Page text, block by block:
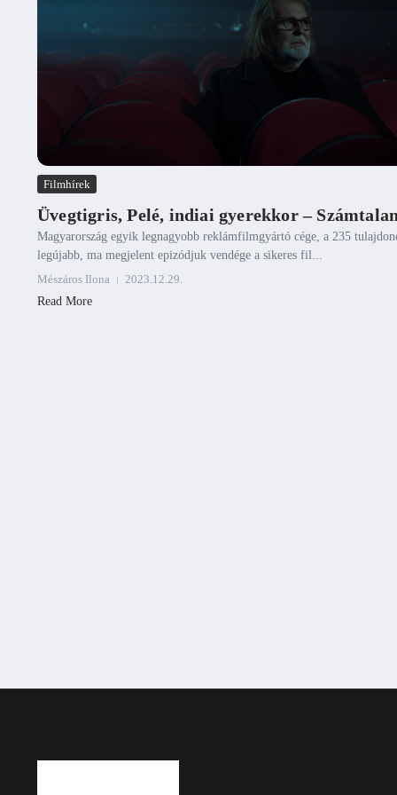
Filmhírek
Üvegtigris, Pelé, indiai gyerekkor –
Magyarország egyik legnagyobb reklámfilmgyártó cége, a 235
legújabb, ma megjelent epizódjuk vendége a sikeres fil...
Mészáros Ilona
2023.12.29.
Read More